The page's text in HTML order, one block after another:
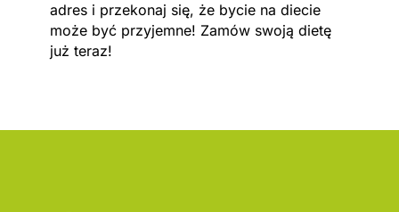
adres i przekonaj się, że bycie na diecie
może być przyjemne! Zamów swoją dietę
już teraz!